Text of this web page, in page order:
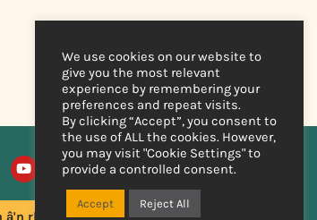
â'n rhestr bostio
We use cookies on our website to
give you the most relevant
experience by remembering your
preferences and repeat visits.
By clicking “Accept”, you consent to
the use of ALL the cookies. However,
you may visit "Cookie Settings" to
provide a controlled consent.
Accept Reject All